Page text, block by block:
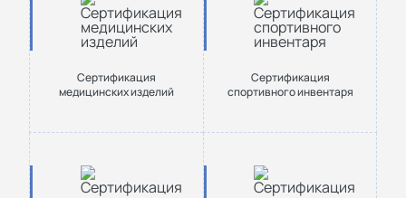
Сертификация
медицинских изделий
Сертификация
спортивного инвентаря